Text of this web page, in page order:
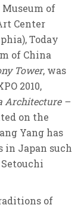
of
Center
Today
of China
Tower, was
2010,
Architecture –
on the
Yang has
Japan such
ons of